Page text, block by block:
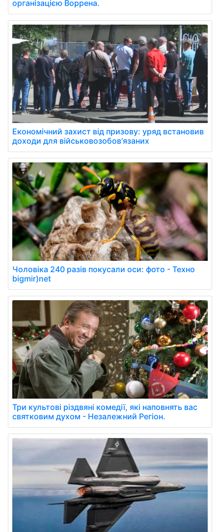
організацією Воррена.
Економічний захист від призову: уряд встановив
доходи для військовозобов'язаних
Чоловіка 240 разів покусали оси: фото - Техно
bigmir)net
Три культові різдвяні комедії, які наповнять вас
святковим духом - Незалежний Регіон.